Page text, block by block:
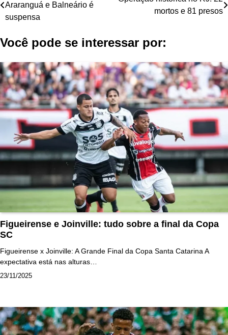
de
Araranguá e Balneário é
suspensa
mortos e 81 presos
Você pode se interessar por:
Figueirense e Joinville: tudo sobre a final da Copa
SC
Figueirense x Joinville: A Grande Final da Copa Santa Catarina A
expectativa está nas alturas…
23/11/2025